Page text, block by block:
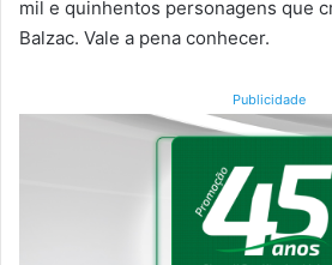
mil e quinhentos personagens que
Balzac. Vale a pena conhecer.
Publicidade